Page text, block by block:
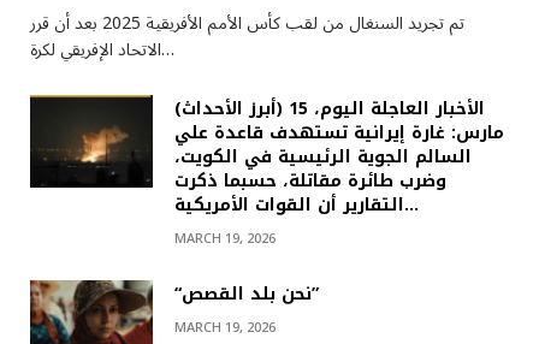
تم تجريد السنغال من لقب كأس الأمم الأفريقية 2025 بعد أن قرر
الاتحاد الإفريقي لكرة…
(أبرز الأحداث) الأخبار العاجلة اليوم، 15
مارس: غارة إيرانية تستهدف قاعدة علي
السالم الجوية الرئيسية في الكويت،
وضرب طائرة مقاتلة، حسبما ذكرت
التقارير أن القوات الأمريكية…
MARCH 19, 2026
“نحن بلد القصص”
MARCH 19, 2026